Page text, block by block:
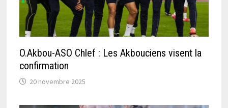
O.Akbou-ASO Chlef : Les Akbouciens visent la
confirmation
20 novembre 2025